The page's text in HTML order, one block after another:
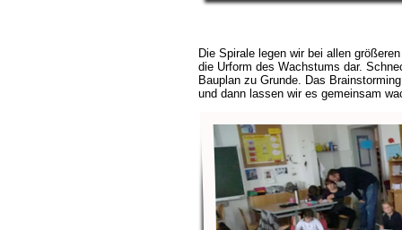
Die Spirale legen wir bei allen
die Urform des Wachstums dar.
Bauplan zu Grunde. Das
und dann lassen wir es gemeinsam